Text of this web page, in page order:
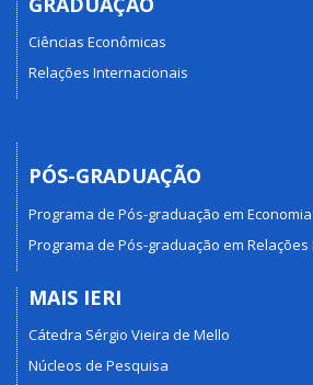
Ciências Econômicas
Relações Internacionais
PÓS-GRADUAÇÃO
Programa de Pós-graduação em Economia
Programa de Pós-graduação em
MAIS IERI
Cátedra Sérgio Vieira de Mello
Núcleos de Pesquisa